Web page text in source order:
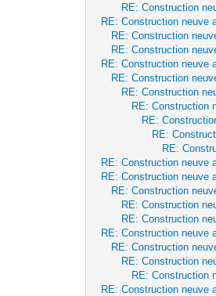
RE: Construction
RE: Construction neuve
RE: Construction
RE: Construction
RE: Construction neuve
RE: Construction
RE: Construction
RE: Construction
RE:
RE:
RE:
RE: Construction neuve
RE: Construction neuve
RE: Construction
RE: Construction
RE: Construction
RE: Construction neuve
RE: Construction
RE: Construction
RE: Construction
RE: Construction neuve